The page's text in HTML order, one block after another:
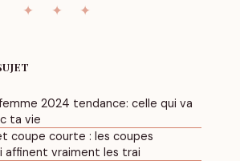
2024 tendance: celle qui va
ta vie
coupe courte : les coupes
affinent vraiment les trai